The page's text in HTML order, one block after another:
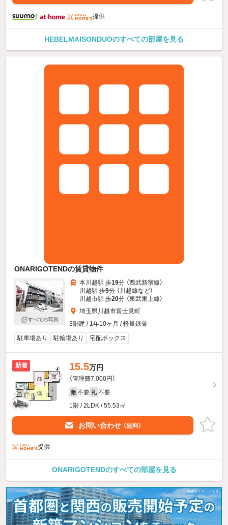
提供
HEBELMAISONDUOのすべての部屋を見る
ONARIGOTENDの賃貸物件
すべての写真
本川越駅 歩19分 （西武新宿線）
川越駅 歩9分 （川越線など）
川越市駅 歩20分 （東武東上線）
埼玉県川越市富士見町
3階建 / 1年10ヶ月 / 軽量鉄骨
駐車場あり
駐輪場あり 宅配ボックス
新着 15.5万円
（管理費7,000円）
敷 不要 礼 不要
1階 / 2LDK / 55.53㎡
お問い合わせ （無料）
提供
ONARIGOTENDのすべての部屋を見る